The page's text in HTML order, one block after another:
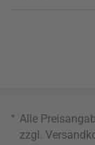
* Alle
zzgl.